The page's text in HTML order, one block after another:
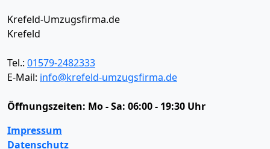
Krefeld-Umzugsfirma.de
Krefeld
Tel.: 01579-2482333
E-Mail: info@krefeld-umzugsfirma.de
Öffnungszeiten: Mo - Sa: 06:00 - 19:30 Uhr
Impressum
Datenschutz